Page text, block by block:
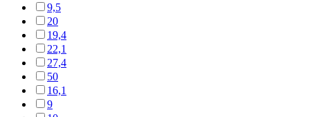
9,5
20
19,4
22,1
27,4
50
16,1
9